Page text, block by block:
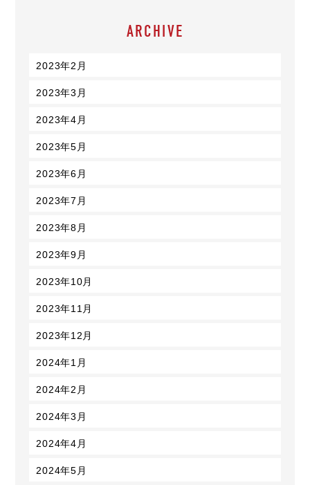
ARCHIVE
2023年2月
2023年3月
2023年4月
2023年5月
2023年6月
2023年7月
2023年8月
2023年9月
2023年10月
2023年11月
2023年12月
2024年1月
2024年2月
2024年3月
2024年4月
2024年5月